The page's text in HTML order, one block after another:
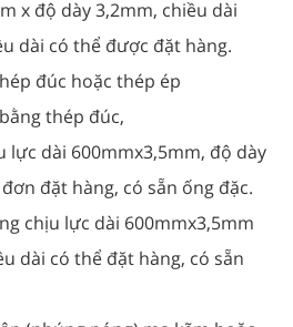
x độ dày 3,2mm, chiều dài
dài có thể được đặt hàng.
đúc hoặc thép ép
thép đúc,
lực dài 600mmx3,5mm, độ dày
đặt hàng, có sẵn ống đặc.
chịu lực dài 600mmx3,5mm
dài có thể đặt hàng, có sẵn